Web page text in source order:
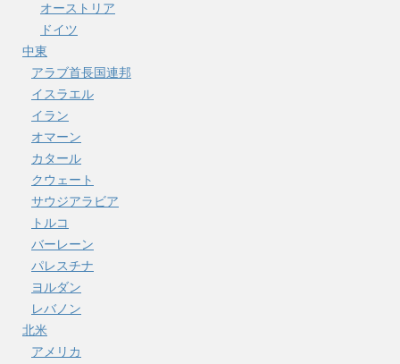
オーストリア
ドイツ
中東
アラブ首長国連邦
イスラエル
イラン
オマーン
カタール
クウェート
サウジアラビア
トルコ
バーレーン
パレスチナ
ヨルダン
レバノン
北米
アメリカ